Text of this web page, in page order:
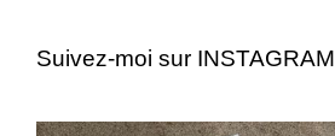
Suivez-moi sur INSTAGRAM